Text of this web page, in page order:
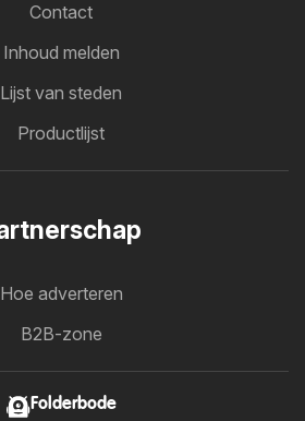
Contact
Inhoud melden
Lijst van steden
Productlijst
Hoe adverteren
B2B-zone
Folderbode